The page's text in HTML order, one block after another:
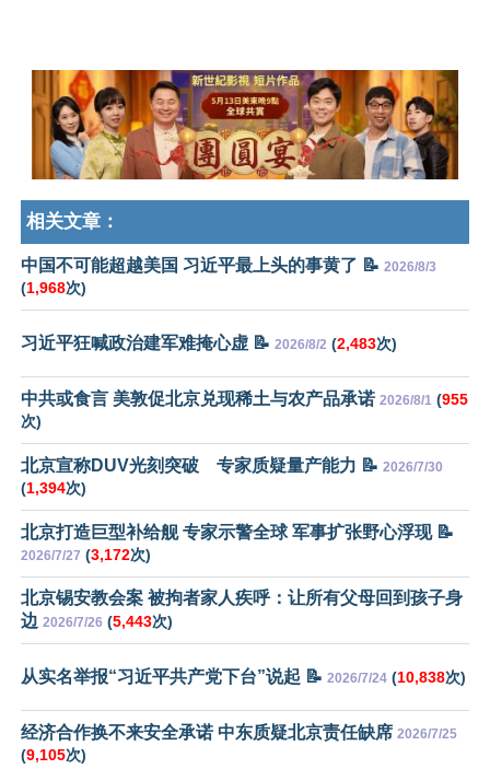
相关文章：
中国不可能超越美国 习近平最上头的事黄了 📝 2026/8/3
(1,968次)
习近平狂喊政治建军难掩心虚 📝 2026/8/2 (2,483次)
中共或食言 美敦促北京兑现稀土与农产品承诺 2026/8/1 (955
次)
北京宣称DUV光刻突破 专家质疑量产能力 📝 2026/7/30
(1,394次)
北京打造巨型补给舰 专家示警全球 军事扩张野心浮现 📝
2026/7/27 (3,172次)
北京锡安教会案 被拘者家人疾呼：让所有父母回到孩子身
边 2026/7/26 (5,443次)
从实名举报“习近平共产党下台”说起 📝 2026/7/24 (10,838次)
经济合作换不来安全承诺 中东质疑北京责任缺席 2026/7/25
(9,105次)